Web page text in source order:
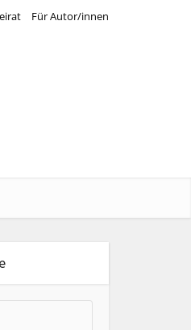
Für Autor/innen